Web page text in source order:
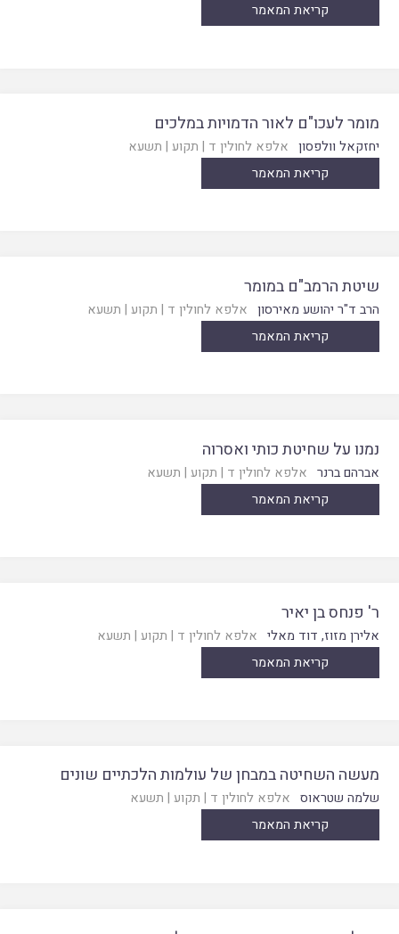
קריאת המאמר
מומר לעכו"ם לאור הדמויות במלכים
יחזקאל וולפסון אלפא לחולין ד | תקוע | תשעא
קריאת המאמר
שיטת הרמב"ם במומר
הרב ד"ר יהושע מאירסון אלפא לחולין ד | תקוע | תשעא
קריאת המאמר
נמנו על שחיטת כותי ואסרוה
אברהם ברנר אלפא לחולין ד | תקוע | תשעא
קריאת המאמר
ר' פנחס בן יאיר
אלירן מזוז, דוד מאלי אלפא לחולין ד | תקוע | תשעא
קריאת המאמר
מעשה השחיטה במבחן של עולמות הלכתיים שונים
שלמה שטראוס אלפא לחולין ד | תקוע | תשעא
קריאת המאמר